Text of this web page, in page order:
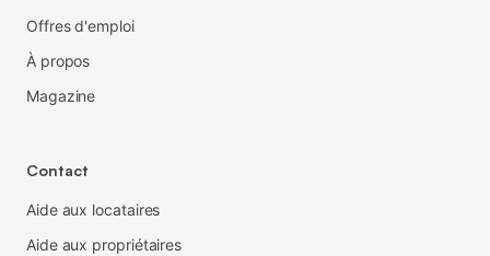
Offres d'emploi
À propos
Magazine
Contact
Aide aux locataires
Aide aux propriétaires